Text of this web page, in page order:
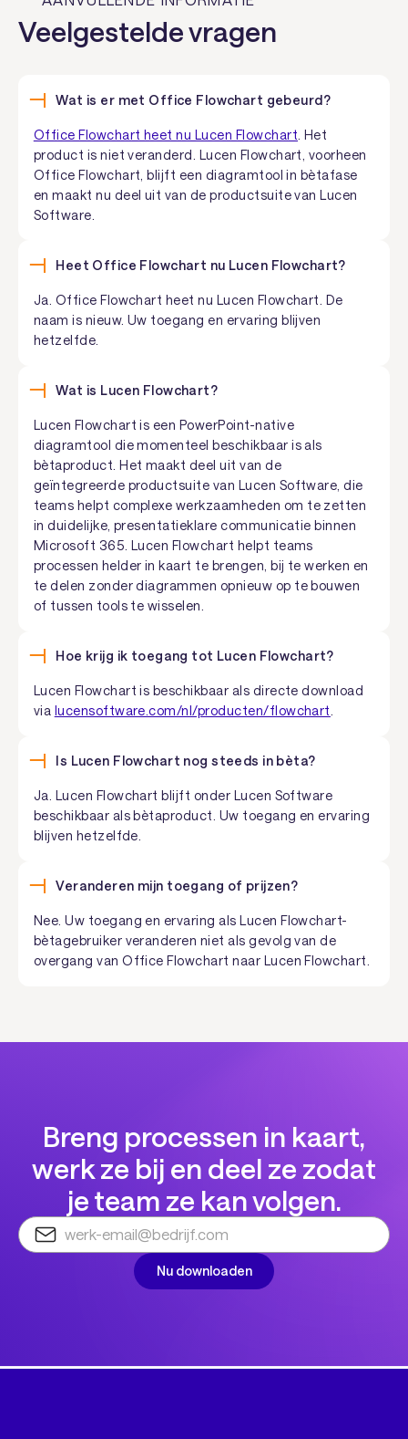
Veelgestelde vragen
Wat is er met Office Flowchart gebeurd?
Office Flowchart heet nu Lucen Flowchart . Het
product is niet veranderd. Lucen Flowchart, voorheen
Office Flowchart, blijft een diagramtool in bètafase
en maakt nu deel uit van de productsuite van Lucen
Software.
Heet Office Flowchart nu Lucen Flowchart?
Ja. Office Flowchart heet nu Lucen Flowchart. De
naam is nieuw. Uw toegang en ervaring blijven
hetzelfde.
Wat is Lucen Flowchart?
Lucen Flowchart is een PowerPoint-native
diagramtool die momenteel beschikbaar is als
bètaproduct. Het maakt deel uit van de
geïntegreerde productsuite van Lucen Software, die
teams helpt complexe werkzaamheden om te zetten
in duidelijke, presentatieklare communicatie binnen
Microsoft 365. Lucen Flowchart helpt teams
processen helder in kaart te brengen, bij te werken en
te delen zonder diagrammen opnieuw op te bouwen
of tussen tools te wisselen.
Hoe krijg ik toegang tot Lucen Flowchart?
Lucen Flowchart is beschikbaar als directe download
via lucensoftware.com/nl/producten/flowchart
Is Lucen Flowchart nog steeds in bèta?
Ja. Lucen Flowchart blijft onder Lucen Software
beschikbaar als bètaproduct. Uw toegang en ervaring
blijven hetzelfde.
Veranderen mijn toegang of prijzen?
Nee. Uw toegang en ervaring als Lucen Flowchart-
bètagebruiker veranderen niet als gevolg van de
overgang van Office Flowchart naar Lucen Flowchart.
Breng processen in kaart,
werk ze bij en deel ze zodat
je team ze kan volgen.